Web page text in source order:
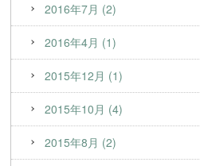
2016年7月 (2)
2016年4月 (1)
2015年12月 (1)
2015年10月 (4)
2015年8月 (2)